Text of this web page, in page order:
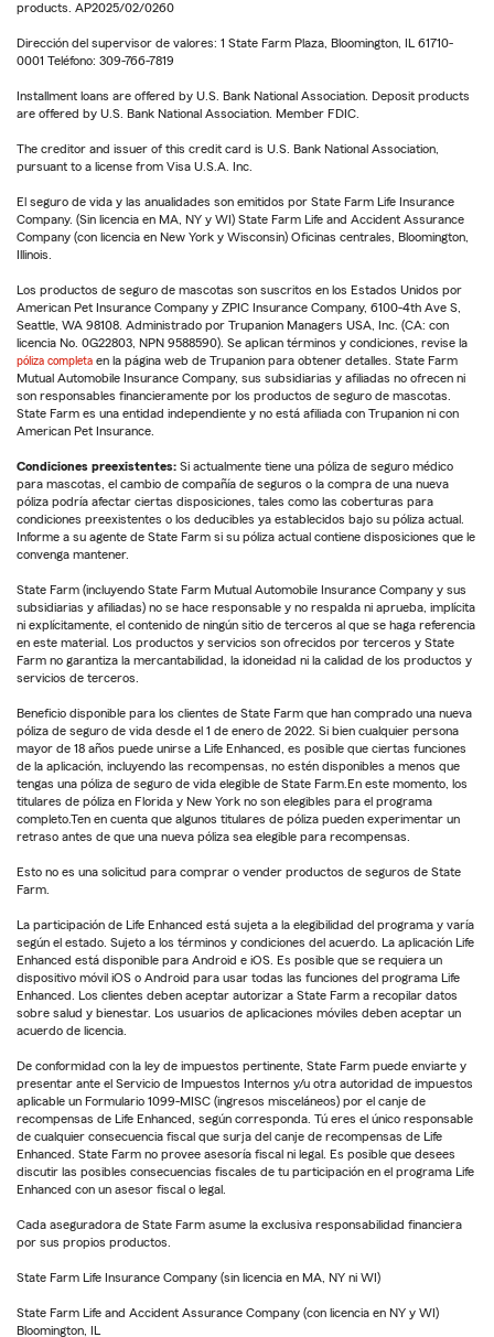
products. AP2025/02/0260
Dirección del supervisor de valores: 1 State Farm Plaza, Bloomington, IL 61710-
0001 Teléfono: 309-766-7819
Installment loans are offered by U.S. Bank National Association. Deposit products
are offered by U.S. Bank National Association. Member FDIC.
The creditor and issuer of this credit card is U.S. Bank National Association,
pursuant to a license from Visa U.S.A. Inc.
El seguro de vida y las anualidades son emitidos por State Farm Life Insurance
Company. (Sin licencia en MA, NY y WI) State Farm Life and Accident Assurance
Company (con licencia en New York y Wisconsin) Oficinas centrales, Bloomington,
Illinois.
Los productos de seguro de mascotas son suscritos en los Estados Unidos por
American Pet Insurance Company y ZPIC Insurance Company, 6100-4th Ave S,
Seattle, WA 98108. Administrado por Trupanion Managers USA, Inc. (CA: con
licencia No. 0G22803, NPN 9588590). Se aplican términos y condiciones, revise la
póliza completa en la página web de Trupanion para obtener detalles. State Farm
Mutual Automobile Insurance Company, sus subsidiarias y afiliadas no ofrecen ni
son responsables financieramente por los productos de seguro de mascotas.
State Farm es una entidad independiente y no está afiliada con Trupanion ni con
American Pet Insurance.
Condiciones preexistentes: Si actualmente tiene una póliza de seguro médico
para mascotas, el cambio de compañía de seguros o la compra de una nueva
póliza podría afectar ciertas disposiciones, tales como las coberturas para
condiciones preexistentes o los deducibles ya establecidos bajo su póliza actual.
Informe a su agente de State Farm si su póliza actual contiene disposiciones que le
convenga mantener.
State Farm (incluyendo State Farm Mutual Automobile Insurance Company y sus
subsidiarias y afiliadas) no se hace responsable y no respalda ni aprueba, implícita
ni explícitamente, el contenido de ningún sitio de terceros al que se haga referencia
en este material. Los productos y servicios son ofrecidos por terceros y State
Farm no garantiza la mercantabilidad, la idoneidad ni la calidad de los productos y
servicios de terceros.
Beneficio disponible para los clientes de State Farm que han comprado una nueva
póliza de seguro de vida desde el 1 de enero de 2022. Si bien cualquier persona
mayor de 18 años puede unirse a Life Enhanced, es posible que ciertas funciones
de la aplicación, incluyendo las recompensas, no estén disponibles a menos que
tengas una póliza de seguro de vida elegible de State Farm.En este momento, los
titulares de póliza en Florida y New York no son elegibles para el programa
completo.Ten en cuenta que algunos titulares de póliza pueden experimentar un
retraso antes de que una nueva póliza sea elegible para recompensas.
Esto no es una solicitud para comprar o vender productos de seguros de State
Farm.
La participación de Life Enhanced está sujeta a la elegibilidad del programa y varía
según el estado. Sujeto a los términos y condiciones del acuerdo. La aplicación Life
Enhanced está disponible para Android e iOS. Es posible que se requiera un
dispositivo móvil iOS o Android para usar todas las funciones del programa Life
Enhanced. Los clientes deben aceptar autorizar a State Farm a recopilar datos
sobre salud y bienestar. Los usuarios de aplicaciones móviles deben aceptar un
acuerdo de licencia.
De conformidad con la ley de impuestos pertinente, State Farm puede enviarte y
presentar ante el Servicio de Impuestos Internos y/u otra autoridad de impuestos
aplicable un Formulario 1099-MISC (ingresos misceláneos) por el canje de
recompensas de Life Enhanced, según corresponda. Tú eres el único responsable
de cualquier consecuencia fiscal que surja del canje de recompensas de Life
Enhanced. State Farm no provee asesoría fiscal ni legal. Es posible que desees
discutir las posibles consecuencias fiscales de tu participación en el programa Life
Enhanced con un asesor fiscal o legal.
Cada aseguradora de State Farm asume la exclusiva responsabilidad financiera
por sus propios productos.
State Farm Life Insurance Company (sin licencia en MA, NY ni WI)
State Farm Life and Accident Assurance Company (con licencia en NY y WI)
Bloomington, IL